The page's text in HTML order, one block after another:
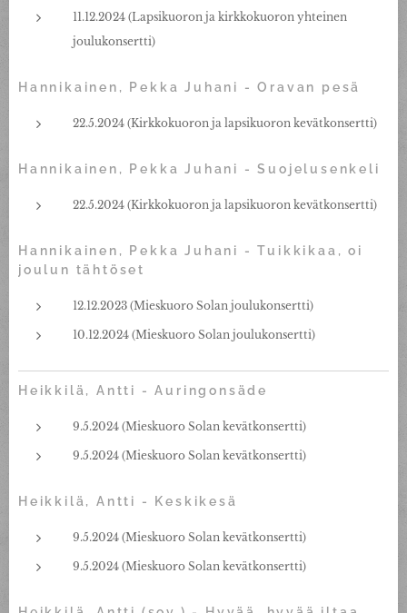
11.12.2024 (Lapsikuoron ja kirkkokuoron yhteinen
joulukonsertti)
Hannikainen, Pekka Juhani - Oravan pesä
22.5.2024 (Kirkkokuoron ja lapsikuoron kevätkonsertti)
Hannikainen, Pekka Juhani - Suojelusenkeli
22.5.2024 (Kirkkokuoron ja lapsikuoron kevätkonsertti)
Hannikainen, Pekka Juhani - Tuikkikaa, oi
joulun tähtöset
12.12.2023 (Mieskuoro Solan joulukonsertti)
10.12.2024 (Mieskuoro Solan joulukonsertti)
Heikkilä, Antti - Auringonsäde
9.5.2024 (Mieskuoro Solan kevätkonsertti)
9.5.2024 (Mieskuoro Solan kevätkonsertti)
Heikkilä, Antti - Keskikesä
9.5.2024 (Mieskuoro Solan kevätkonsertti)
9.5.2024 (Mieskuoro Solan kevätkonsertti)